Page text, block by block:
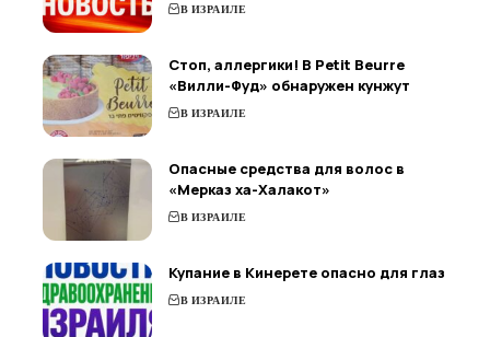
В ИЗРАИЛЕ
Стоп, аллергики! В Petit Beurre
«Вилли-Фуд» обнаружен кунжут
В ИЗРАИЛЕ
Опасные средства для волос в
«Мерказ ха-Халакот»
В ИЗРАИЛЕ
Купание в Кинерете опасно для глаз
В ИЗРАИЛЕ